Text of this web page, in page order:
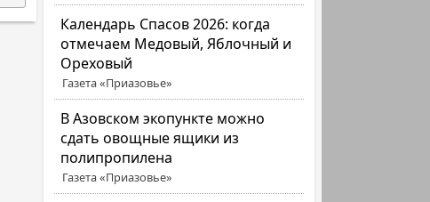
Календарь Спасов 2026: когда
отмечаем Медовый, Яблочный и
Ореховый
Газета «Приазовье»
В Азовском экопункте можно
сдать овощные ящики из
полипропилена
Газета «Приазовье»